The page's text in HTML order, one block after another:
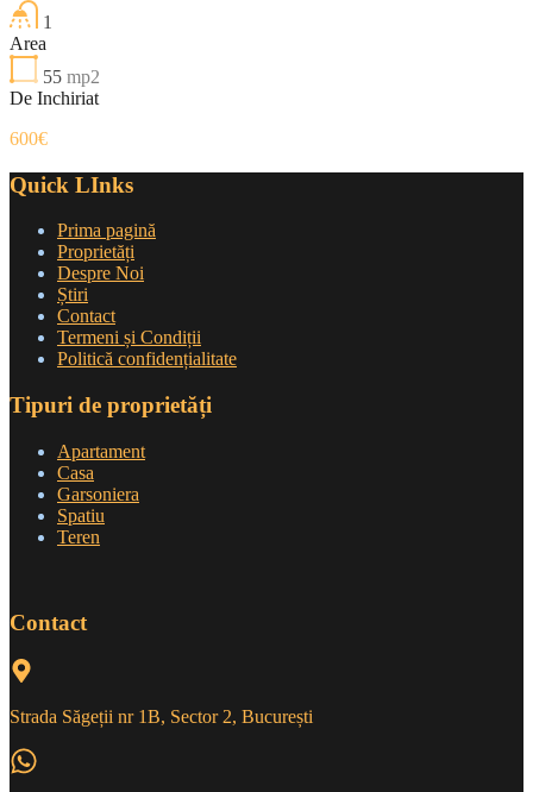
1
Area
55 mp2
De Inchiriat
600€
Quick LInks
Prima pagină
Proprietăți
Despre Noi
Știri
Contact
Termeni și Condiții
Politică confidențialitate
Tipuri de proprietăți
Apartament
Casa
Garsoniera
Spatiu
Teren
Contact
Strada Săgeții nr 1B, Sector 2, București